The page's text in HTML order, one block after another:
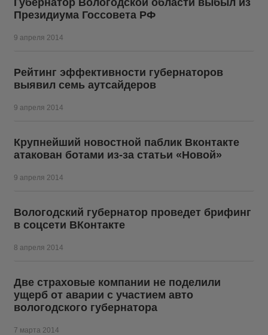
Губернатор Вологодской области выбыл из
Президиума Госсовета РФ
9 апреля 2014
Рейтинг эффективности губернаторов
выявил семь аутсайдеров
9 апреля 2014
Крупнейший новостной паблик Вконтакте
атакован ботами из-за статьи «Новой»
9 апреля 2014
Вологодский губернатор проведет брифинг
в соцсети ВКонтакте
8 апреля 2014
Две страховые компании не поделили
ущерб от аварии с участием авто
вологодского губернатора
7 марта 2014